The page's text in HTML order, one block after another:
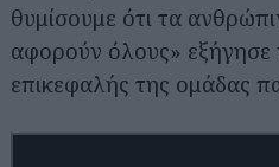
θυμίσουμε ότι τα
αφορούν όλους»
επικεφαλής της ομάδας